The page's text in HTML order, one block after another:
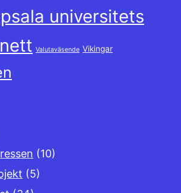
universitets
Valutaväsende Vikingar
(10)
(5)